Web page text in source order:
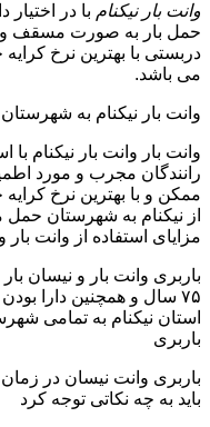
وانت بار نیکنام با در
حمل بار به صورت مسقف و
دربستی با بهترین نرخ
می باشد.
وانت بار نیکنام به شهرستان
وانت بار وانت بار نیکنام
رانندگان مجرب و مورد
ممکن و با بهترین نرخ کرایه
از نیکنام به شهرستان حمل
مزایای استفاده از وانت بار
باربری وانت بار و نیسان
۷۵ سال و همچنین دارا
استان نیکنام به تمامی
باربری
باربری وانت نیسان در زمان
باید به چه نکاتی توجه کرد